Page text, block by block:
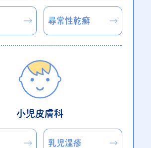
尋常性乾癬
小児皮膚科
乳児湿疹